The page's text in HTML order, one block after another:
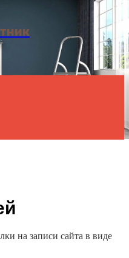
на записи сайта в виде